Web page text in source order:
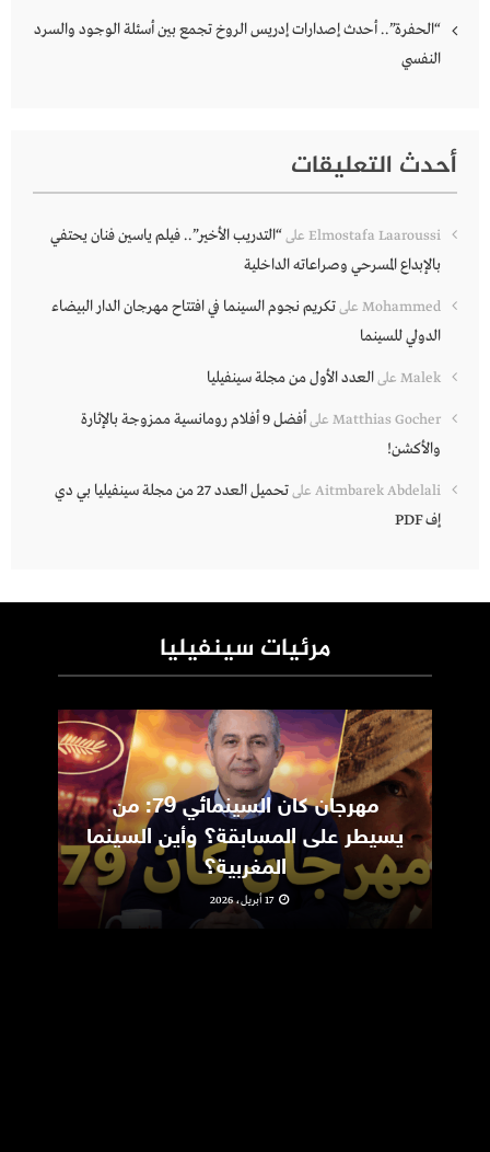
“الحفرة”.. أحدث إصدارات إدريس الروخ تجمع بين أسئلة الوجود والسرد
النفسي
أحدث التعليقات
Elmostafa Laaroussi على“التدريب الأخير”.. فيلم ياسين فنان يحتفي
بالإبداع المسرحي وصراعاته الداخلية
Mohammed علىتكريم نجوم السينما في افتتاح مهرجان الدار البيضاء
الدولي للسينما
Malek علىالعدد الأول من مجلة سينفيليا
Matthias Gocher على
أفضل 9 أفلام رومانسية ممزوجة بالإثارة
والأكشن!
Aitmbarek Abdelali على
تحميل العدد 27 من مجلة سينفيليا بي دي
إف PDF
مرئيات سينفيليا
مهرجان كان السينمائي 79: من
يسيطر على المسابقة؟ وأين السينما
المغربية؟
17 أبريل، 2026